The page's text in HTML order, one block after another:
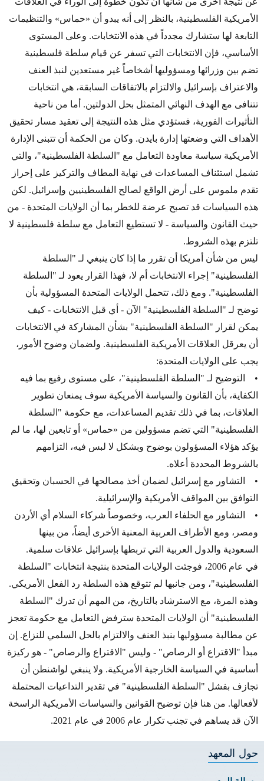
حول المعهد
الأمريكية الفلسطينية، بالنظر إلى أنه يبدو أن «حماس» والتنظيمات
التابعة لها ستشارك مجدداً في هذه الانتخابات. وعلى المستوى
الأساسي، فإن الانتخابات التي تسفر عن قيام سلطة فلسطينية
تضم بين وزرائها ومسؤوليها أشخاصاً غير مستعدين لنبذ العنف
والاعتراف بإسرائيل والالتزام بالاتفاقات السابقة، هي انتخابات
تتنافى مع الهدف النهائي المتمثل بحل الدولتين. أما من ناحية
التأثيرات الفورية، فستؤدي مثل هذه النتيجة إلى تعقيد مسار تحقيق
الأهداف التي وضعتها إدارة بايدن. وكان من الحكمة أن تتبنى الإدارة
الأمريكية سياسة معاودة التعامل مع "السلطة الفلسطينية"، والتي
تشمل استئناف المساعدات في نهاية المطاف والتركيز على إحراز
تقدم ملموس على أرض الواقع لصالح الفلسطينيين وإسرائيل. لكن
هذه السياسات قد تصبح عرضة للخطر بما أن الولايات المتحدة - من
حيث القانون والسياسة - لا تستطيع التعامل مع سلطة فلسطينية لا
تلتزم بهذه الشروط.
ليس من شأن أمريكا أن تقرر ما إذا كان ينبغي لـ "السلطة
الفلسطينية" إجراء الانتخابات أم لا، فهذا القرار يعود لـ "السلطة
الفلسطينية". ومع ذلك، تتحمل الولايات المتحدة المسؤولية بأن
توضح لـ "السلطة الفلسطينية" الآن - أي قبل الانتخابات - كيف
يمكن لقرار "السلطة الفلسطينية" بشأن المشاركة في الانتخابات
أن يعرقل العلاقات الأمريكية الفلسطينية. ولضمان وضوح الأمور،
يجب على الولايات المتحدة:
• التوضيح لـ "السلطة الفلسطينية"، على مستوى رفيع بما فيه
الكفاية، بأن القانون والسياسة الأمريكية سوف يمنعان تطوير
العلاقات، بما في ذلك تقديم المساعدات، مع حكومة "السلطة
الفلسطينية" التي تضم مسؤولين من «حماس» أو تابعين لها، ما لم
يؤكد هؤلاء المسؤولون بوضوح وبشكل لا لبس فيه، التزامهم
بالشروط المحددة أعلاه.
• التشاور مع إسرائيل لضمان أخذ مصالحها في الحسبان وتحقيق
التوافق بين المواقف الأمريكية والإسرائيلية.
• التشاور مع الحلفاء العرب، وخصوصاً شركاء السلام أي الأردن
ومصر، ومع الأطراف العربية المعنية الأخرى أيضاً، من بينها
السعودية والدول العربية التي تربطها بإسرائيل علاقات سلمية.
في عام 2006، فوجئت الولايات المتحدة بنتيجة انتخابات "السلطة
الفلسطينية"، ومن جانبها لم تتوقع هذه السلطة رد الفعل الأمريكي.
وهذه المرة، مع الاسترشاد بالتاريخ، من المهم أن تدرك "السلطة
الفلسطينية" أن الولايات المتحدة سترفض التعامل مع حكومة تعجز
عن مطالبة مسؤوليها بنبذ العنف والالتزام بالحل السلمي للنزاع. إن
مبدأ "الاقتراع أو الرصاص" - وليس "الاقتراع والرصاص" - هو ركيزة
أساسية في السياسة الخارجية الأمريكية. ولا ينبغي لواشنطن أن
تجازف بفشل "السلطة الفلسطينية" في تقدير التداعيات المحتملة
لأفعالها. من هنا فإن توضيح القوانين والسياسات الأمريكية الراسخة
الآن قد يساهم في تجنب تكرار عام 2006 في عام 2021.